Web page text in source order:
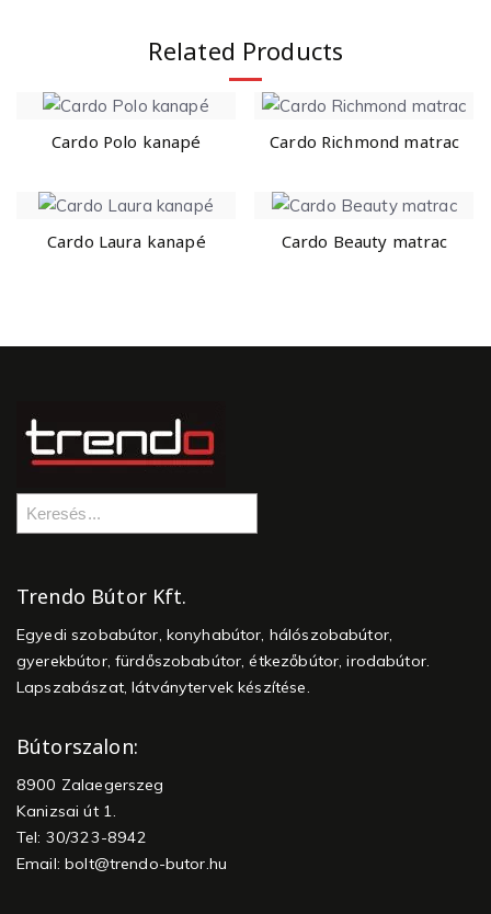
Related Products
Cardo Polo kanapé Cardo Richmond matrac
Cardo Laura kanapé Cardo Beauty matrac
Trendo Bútor Kft.
Egyedi szobabútor, konyhabútor, hálószobabútor,
gyerekbútor, fürdőszobabútor, étkezőbútor, irodabútor.
Lapszabászat, látványtervek készítése.
Bútorszalon:
8900 Zalaegerszeg
Kanizsai út 1.
Tel: 30/323-8942
Email:bolt@trendo-butor.hu